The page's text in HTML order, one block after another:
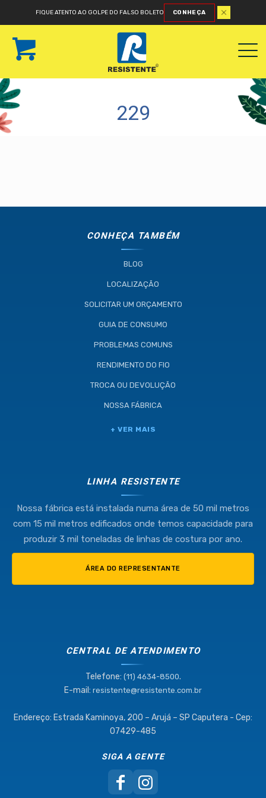
FIQUE ATENTO AO GOLPE DO FALSO BOLETO CONHEÇA
Industria e Comercio de Linhas
(11) 4634-8500
229
CONHEÇA TAMBÉM
BLOG
LOCALIZAÇÃO
SOLICITAR UM ORÇAMENTO
GUIA DE CONSUMO
PROBLEMAS COMUNS
RENDIMENTO DO FIO
TROCA OU DEVOLUÇÃO
NOSSA FÁBRICA
+ VER MAIS
LINHA RESISTENTE
Nossa fábrica está instalada numa área de 50 mil metros
com 15 mil metros edificados onde temos capacidade para
produzir 3 mil toneladas de linhas de costura por ano.
ÁREA DO REPRESENTANTE
CENTRAL DE ATENDIMENTO
Telefone: (11) 4634-8500.
E-mail: resistente@resistente.com.br
Endereço: Estrada Kaminoya, 200 – Arujá – SP Caputera - Cep:
07429-485
SIGA A GENTE